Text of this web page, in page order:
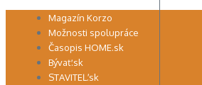
Preskočiť Magazín Korzo
Možnosti spolupráce
Časopis HOME.sk
Bývať.sk
STAVITEĽ.sk